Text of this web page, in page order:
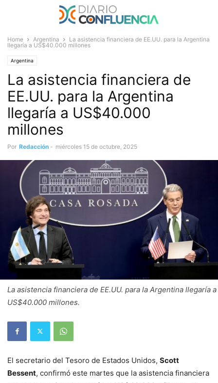
Home Argentina
La asistencia financiera de EE.UU. para la Argentina
llegaría a US$40.000 millones
Argentina
La asistencia financiera de
EE.UU. para la Argentina
llegaría a US$40.000
millones
Por Redacción - miércoles 15 de octubre, 2025
La asistencia financiera de EE.UU. para la Argentina llegaría a
US$40.000 millones.
El secretario del Tesoro de Estados Unidos, Scott
Bessent, confirmó este martes que la asistencia financiera